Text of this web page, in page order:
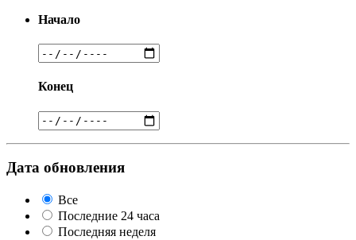
Начало
Конец
Дата обновления
Все
Последние 24 часа
Последняя неделя